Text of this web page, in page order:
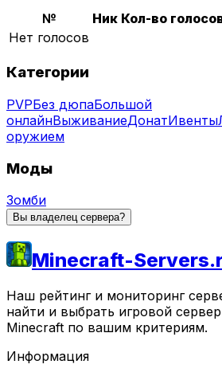
№ Ник Кол-во
Нет голосов
Категории
PVPБез дюпаБольшой
онлайнВыживаниеДонатИвенты
оружием
Моды
Зомби
Вы владелец сервера?
Minecraft-
Наш рейтинг и мониторинг
найти и выбрать игровой
Minecraft по вашим критериям.
Информация